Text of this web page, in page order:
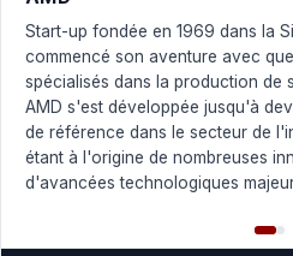
Start-up fondée en 1969 dans la
commencé son aventure avec
spécialisés dans la production de
AMD s'est développée jusqu'à
de référence dans le secteur de
étant à l'origine de nombreuses
d'avancées technologiques